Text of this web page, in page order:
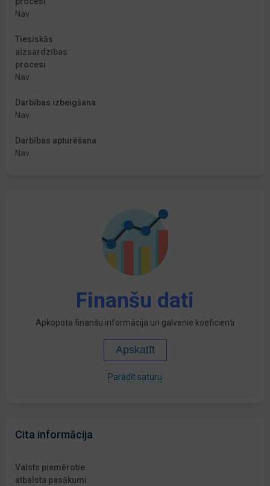
Nav
Tiesiskās
aizsardzības
procesi
Nav
Darbības izbeigšana
Nav
Darbības apturēšana
Nav
Finanšu dati
Apkopota finanšu informācija un galvenie koeficienti
Apskatīt
Parādīt saturu
Cita informācija
Valsts piemērotie
atbalsta pasākumi